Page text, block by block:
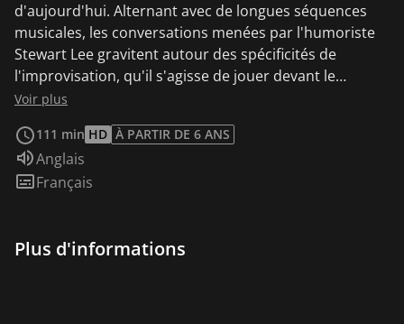
d'aujourd'hui. Alternant avec de longues séquences
musicales, les conversations menées par l'humoriste
Stewart Lee gravitent autour des spécificités de
l'improvisation, qu'il s'agisse de jouer devant le
proverbial "quatre hommes et un chien" ou de
n'est pas mesuré par les critères traditionnels.
Voir plus
111 min HD À PARTIR DE 6 ANS
Audio :
Anglais
Sous-titres :
Français
Plus d'informations